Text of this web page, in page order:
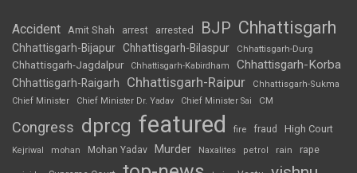
Accident Amit Shah arrest arrested BJP Chhattisgarh
Chhattisgarh-Bijapur Chhattisgarh-Bilaspur Chhattisgarh-Durg
Chhattisgarh-Jagdalpur Chhattisgarh-Kabirdham Chhattisgarh-Korba
Chhattisgarh-Raigarh Chhattisgarh-Raipur
Chhattisgarh-Sukma
Chief Minister
Chief Minister Dr. Yadav Chief Minister Sai CM
Congress dprcg featured fire fraud High Court
Kejriwal mohan Mohan Yadav Murder Naxalites petrol rain rape